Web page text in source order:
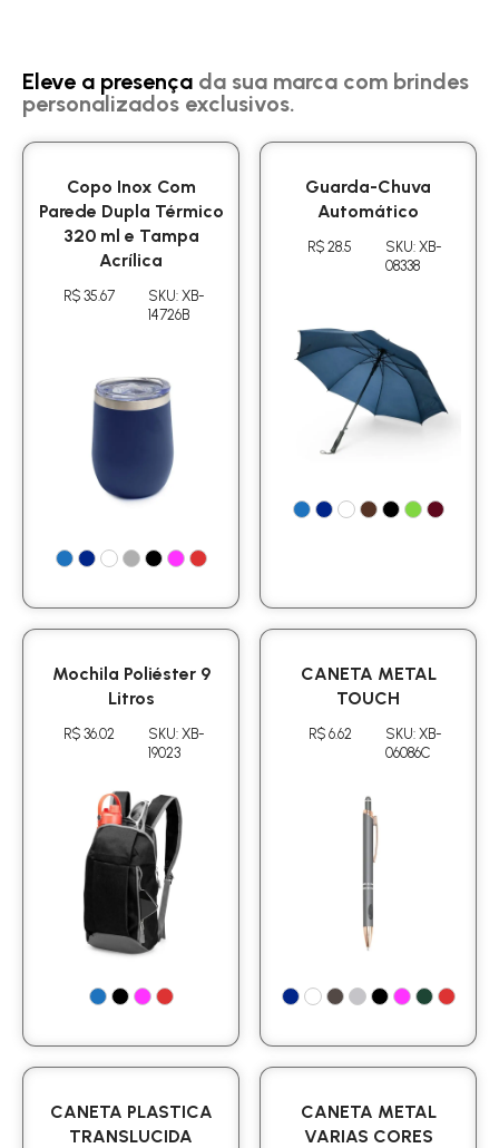
Eleve a presença da sua marca com brindes
personalizados exclusivos.
Copo Inox Com
Parede Dupla Térmico
320 ml e Tampa
Acrílica
R$ 35.67
SKU: XB-
14726B
Guarda-Chuva
Automático
R$ 28.5
SKU: XB-
08338
Mochila Poliéster 9
Litros
R$ 36.02
SKU: XB-
19023
CANETA METAL
TOUCH
R$ 6.62
SKU: XB-
06086C
CANETA PLASTICA
TRANSLUCIDA
CANETA METAL
VARIAS CORES